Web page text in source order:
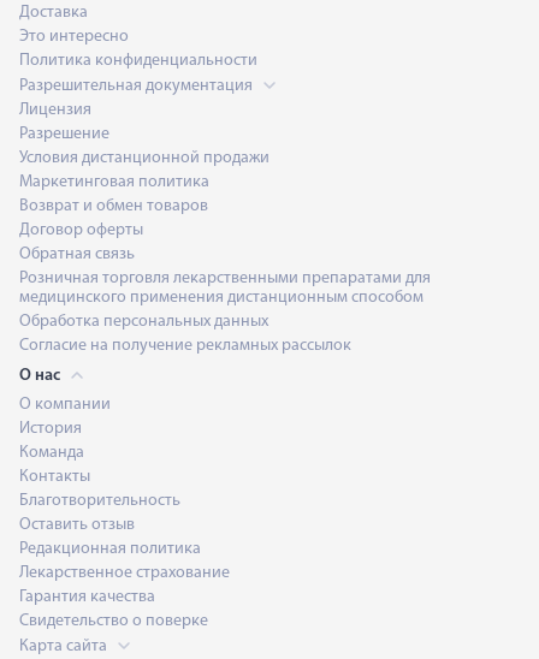
Доставка
Это интересно
Политика конфиденциальности
Разрешительная документация
Лицензия
Разрешение
Условия дистанционной продажи
Маркетинговая политика
Возврат и обмен товаров
Договор оферты
Обратная связь
Розничная торговля лекарственными препаратами для
медицинского применения дистанционным способом
Обработка персональных данных
Согласие на получение рекламных рассылок
О нас
О компании
История
Команда
Контакты
Благотворительность
Оставить отзыв
Редакционная политика
Лекарственное страхование
Гарантия качества
Свидетельство о поверке
Карта сайта